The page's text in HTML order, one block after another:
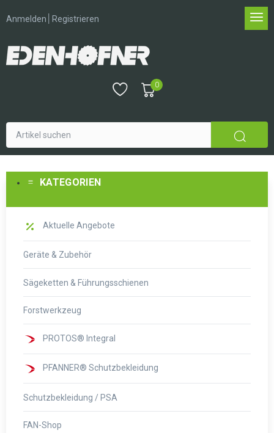
Anmelden Registrieren
0
KATEGORIEN
Aktuelle Angebote
Geräte & Zubehör
Sägeketten & Führungsschienen
Forstwerkzeug
PROTOS® Integral
PFANNER® Schutzbekleidung
Schutzbekleidung / PSA
FAN-Shop